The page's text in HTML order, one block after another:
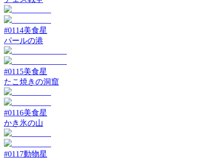
#0114美食星
パールの港
#0115美食星
たこ焼きの洞窟
#0116美食星
かき氷の山
#0117動物星